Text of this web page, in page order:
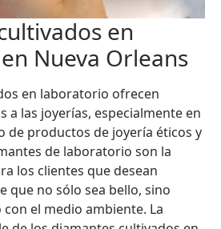
en
Nueva Orleans
en laboratorio ofrecen
a las joyerías, especialmente en
de productos de joyería éticos y
de laboratorio son la
los clientes que desean
que no sólo sea bello, sino
el medio ambiente. La